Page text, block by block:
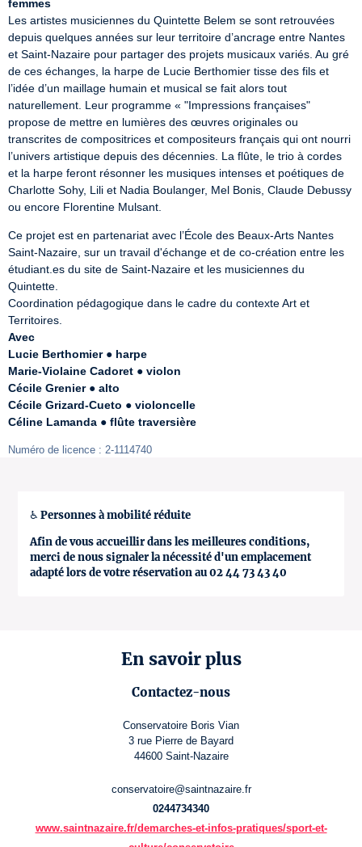
femmes
Les artistes musiciennes du Quintette Belem se sont retrouvées
depuis quelques années sur leur territoire d’ancrage entre Nantes
et Saint-Nazaire pour partager des projets musicaux variés. Au gré
de ces échanges, la harpe de Lucie Berthomier tisse des fils et
l’idée d’un maillage humain et musical se fait alors tout
naturellement. Leur programme « "Impressions françaises"
propose de mettre en lumières des œuvres originales ou
transcrites de compositrices et compositeurs français qui ont nourri
l’univers artistique depuis des décennies. La flûte, le trio à cordes
et la harpe feront résonner les musiques intenses et poétiques de
Charlotte Sohy, Lili et Nadia Boulanger, Mel Bonis, Claude Debussy
ou encore Florentine Mulsant.
Ce projet est en partenariat avec l’École des Beaux-Arts Nantes
Saint-Nazaire, sur un travail d'échange et de co-création entre les
étudiant.es du site de Saint-Nazaire et les musiciennes du
Quintette.
Coordination pédagogique dans le cadre du contexte Art et
Avec
Lucie Berthomier ● harpe
Marie-Violaine Cadoret ● violon
Cécile Grenier ● alto
Cécile Grizard-Cueto ● violoncelle
Céline Lamanda ● flûte traversière
Numéro de licence : 2-1114740
♿ Personnes à mobilité réduite
Afin de vous accueillir dans les meilleures conditions,
merci de nous signaler la nécessité d'un emplacement
adapté lors de votre réservation au 02 44 73 43 40
En savoir plus
Contactez-nous
Conservatoire Boris Vian
3 rue Pierre de Bayard
44600 Saint-Nazaire
conservatoire@saintnazaire.fr
0244734340
www.saintnazaire.fr/demarches-et-infos-pratiques/sport-et-